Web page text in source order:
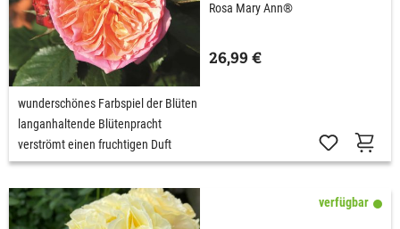
Rosa Mary Ann®
26,99 €
wunderschönes Farbspiel der Blüten
langanhaltende Blütenpracht
verströmt einen fruchtigen Duft
verfügbar